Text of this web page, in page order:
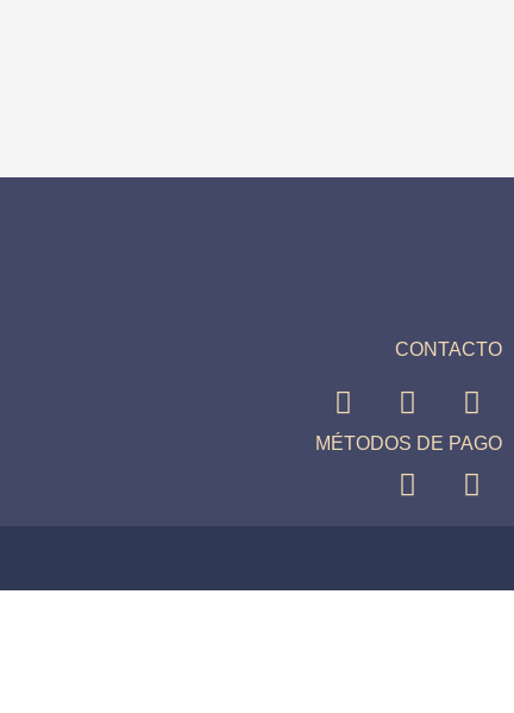
CONTACTO
MÉTODOS DE PAGO